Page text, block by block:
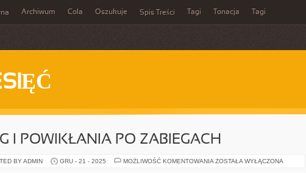
Archiwum Cola Oszukuje Spis Treści Tagi Tonacja Tagi
I POWIKŁANIA PO ZABIEGACH
BY ADMIN GRU - 21 - 2025 MOŻLIWOŚĆ KOMENTOWANIA BLOG
ZOSTAŁA WYŁĄCZONA